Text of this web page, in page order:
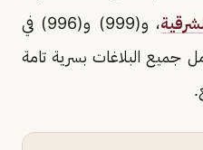
، و(999) و(996) في
جميع البلاغات بسرية تامة